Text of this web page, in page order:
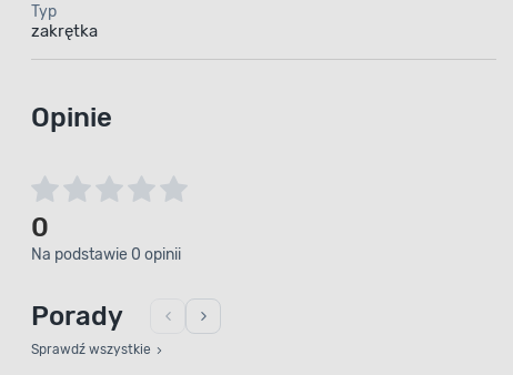
Typ
zakrętka
Opinie
0
Na podstawie 0 opinii
Porady
Sprawdź wszystkie